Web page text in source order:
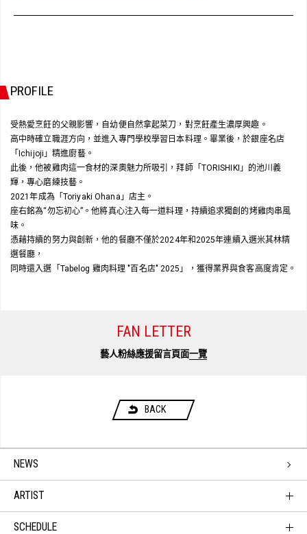
PROFILE
受熱愛烹飪的父親影響，自幼便自然拿起菜刀，對烹飪產生濃厚興趣。
高中時確立職涯方向，並進入專門學校學習日本料理。畢業後，於銀座名店
「Ichijoji」精進廚藝。
此後，他被雞肉這一食材的深奧魅力所吸引，拜師「TORISHIKI」的池川義
輝，專心磨練技藝。
2021年成為「Toriyaki Ohana」店主。
座右銘為“勿忘初心”。他將真心注入每一道料理，持續追求獨創的烤雞肉串風
味。
憑藉持續的努力與創新，他的餐廳不僅於2024年和2025年連續入選米其林精
選餐廳，
同時還入選「Tabelog 雞肉料理 "百名店" 2025」，獲得業界與食客高度肯定。
FAN LETTER
藝人粉絲應援留言頁面一覽
BACK
NEWS
ARTIST
SCHEDULE